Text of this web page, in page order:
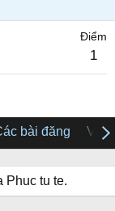
Điểm
1
bài đăng Về
Phuc tu te.